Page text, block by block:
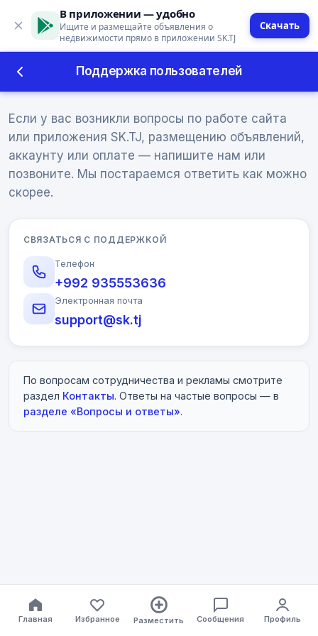
В приложении — удобно
Ищите и размещайте объявления о
недвижимости прямо в приложении SK.TJ
Скачать
Поддержка пользователей
Поддержка пользователей
Если у вас возникли вопросы по работе сайта
или приложения SK.TJ, размещению объявлений,
аккаунту или оплате — напишите нам или
позвоните. Мы постараемся ответить как можно
скорее.
СВЯЗАТЬСЯ С ПОДДЕРЖКОЙ
Телефон
+992 935553636
Электронная почта
support@sk.tj
По вопросам сотрудничества и рекламы смотрите
раздел Контакты. Ответы на частые вопросы — в
разделе «Вопросы и ответы».
Главная Избранное Разместить Сообщения Профиль